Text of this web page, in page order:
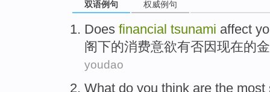
双语例句 权威例句
Does financial tsunami affect
阁下的消费意欲有否因现在的
youdao
What do you think are the most